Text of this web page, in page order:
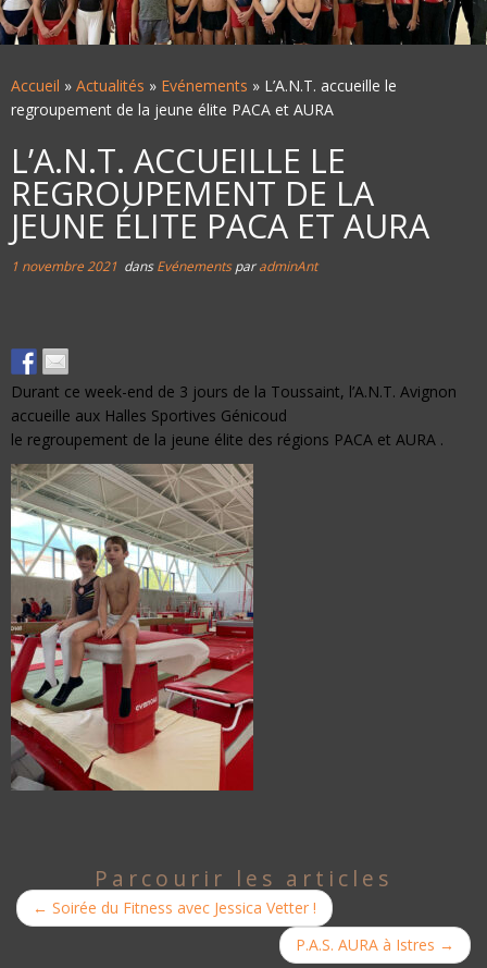
Accueil » Actualités » Evénements » L’A.N.T. accueille le
regroupement de la jeune élite PACA et AURA
L’A.N.T. ACCUEILLE LE
REGROUPEMENT DE LA
JEUNE ÉLITE PACA ET AURA
1 novembre 2021 dansEvénementsparadminAnt
Durant ce week-end de 3 jours de la Toussaint, l’A.N.T. Avignon
accueille aux Halles Sportives Génicoud
le regroupement de la jeune élite des régions PACA et AURA .
Parcourir les articles
← Soirée du Fitness avec Jessica Vetter !
P.A.S. AURA à Istres →